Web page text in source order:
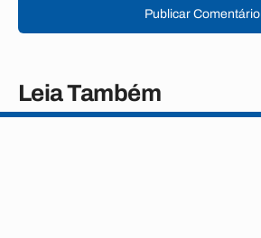
Publicar Comentário
Leia Também